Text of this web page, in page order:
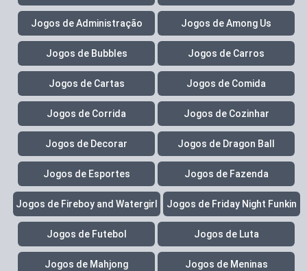
Jogos de Administração Jogos de Among Us
Jogos de Bubbles Jogos de Carros
Jogos de Cartas Jogos de Comida
Jogos de Corrida Jogos de Cozinhar
Jogos de Decorar Jogos de Dragon Ball
Jogos de Esportes Jogos de Fazenda
Jogos de Fireboy and Watergirl Jogos de Friday Night Funkin
Jogos de Futebol Jogos de Luta
Jogos de Mahjong Jogos de Meninas